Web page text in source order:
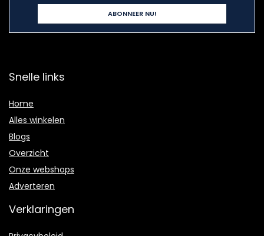
Snelle links
Home
Alles winkelen
Blogs
Overzicht
Onze webshops
Adverteren
Verklaringen